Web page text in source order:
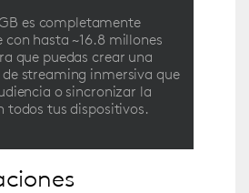
es completamente
con hasta ~16.8 millones
que puedas crear una
streaming inmersiva que
o sincronizar la
todos tus dispositivos.